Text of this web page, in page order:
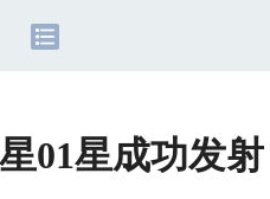
01星成功发射